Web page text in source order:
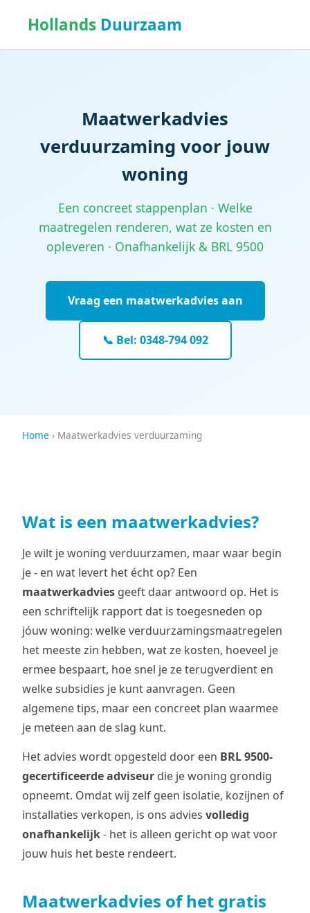
Hollands Duurzaam
Maatwerkadvies
verduurzaming voor jouw
woning
Een concreet stappenplan · Welke
maatregelen renderen, wat ze kosten en
opleveren · Onafhankelijk & BRL 9500
Vraag een maatwerkadvies aan
📞 Bel: 0348-794 092
Home › Maatwerkadvies verduurzaming
Wat is een maatwerkadvies?
Je wilt je woning verduurzamen, maar waar begin
je - en wat levert het écht op? Een
maatwerkadvies geeft daar antwoord op. Het is
een schriftelijk rapport dat is toegesneden op
jóuw woning: welke verduurzamingsmaatregelen
het meeste zin hebben, wat ze kosten, hoeveel je
ermee bespaart, hoe snel je ze terugverdient en
welke subsidies je kunt aanvragen. Geen
algemene tips, maar een concreet plan waarmee
je meteen aan de slag kunt.
Het advies wordt opgesteld door een BRL 9500-
gecertificeerde adviseur die je woning grondig
opneemt. Omdat wij zelf geen isolatie, kozijnen of
installaties verkopen, is ons advies volledig
onafhankelijk- het is alleen gericht op wat voor
jouw huis het beste rendeert.
Maatwerkadvies of het gratis